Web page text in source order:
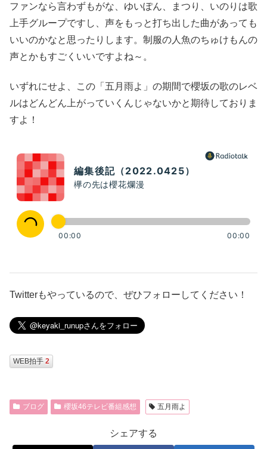
ファンなら言わずもがな、ゆいぽん、まつり、いのりは歌
上手グループですし、声をもっと打ち出した曲があっても
いいのかなと思ったりします。制服の人魚のちゅけもんの
声とかもすごくいいですよね～。
いずれにせよ、この「五月雨よ」の期間で櫻坂の歌のレベ
ルはどんどん上がっていくんじゃないかと期待しておりま
すよ！
Twitterもやっているので、ぜひフォローしてください！
WEB拍手 2
ブログ 櫻坂46テレビ番組感想 五月雨よ
シェアする